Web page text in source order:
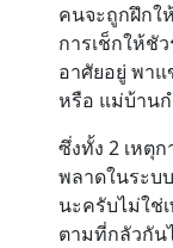
คนจะถูกฝึกใ
การเช็กให้ชั
อาศัยอยู่ พา
หรือ แม่บ้าน
ซึ่งทั้ง 2 เหตุ
พลาดในระบ
นะครับไม่ใช่
ตามที่กลัวกัน